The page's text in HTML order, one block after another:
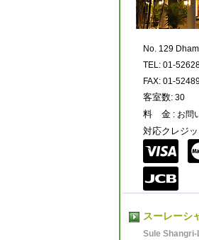
No. 129
TEL: 01-
FAX: 01-
客室数: 30
料 金 : お問
対応クレジ
スーレーシ
Sule